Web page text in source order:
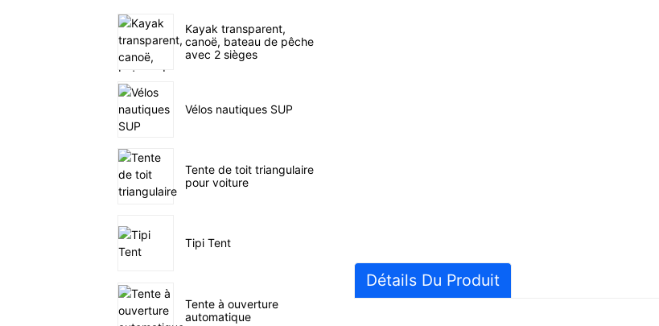
Kayak transparent,
canoë, bateau de pêche
avec 2 sièges
Vélos nautiques SUP
Tente de toit triangulaire
pour voiture
Tipi Tent
Tente à ouverture
automatique
Détails Du Produit